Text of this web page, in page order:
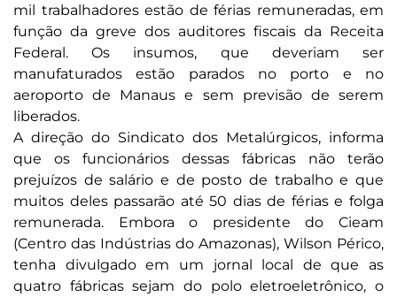
mil trabalhadores estão de férias remuneradas, em
função da greve dos auditores fiscais da Receita
Federal. Os insumos, que deveriam ser
manufaturados estão parados no porto e no
aeroporto de Manaus e sem previsão de serem
liberados.
A direção do Sindicato dos Metalúrgicos, informa
que os funcionários dessas fábricas não terão
prejuízos de salário e de posto de trabalho e que
muitos deles passarão até 50 dias de férias e folga
remunerada. Embora o presidente do Cieam
(Centro das Indústrias do Amazonas), Wilson Périco,
tenha divulgado em um jornal local de que as
quatro fábricas sejam do polo eletroeletrônico, o